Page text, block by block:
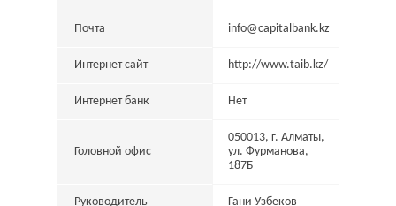
Почта info@capitalbank.kz
Интернет сайт http://www.taib.kz/
Интернет банк Нет
Головной офис
050013, г. Алматы,
ул. Фурманова,
187Б
Руководитель Гани Узбеков